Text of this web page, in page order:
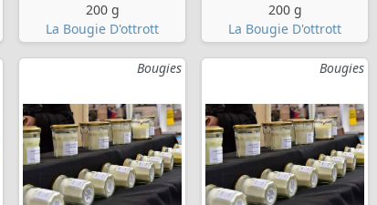
200 g
La Bougie D'ottrott
200 g
La Bougie D'ottrott
Bougies Bougies